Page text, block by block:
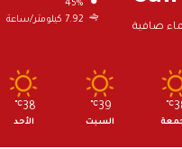
صافية
45%
7.92 كيلومتر/ساعة
℃
39
℃
السبت
38
℃
الأحد